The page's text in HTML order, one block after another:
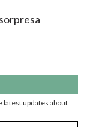
latest updates about